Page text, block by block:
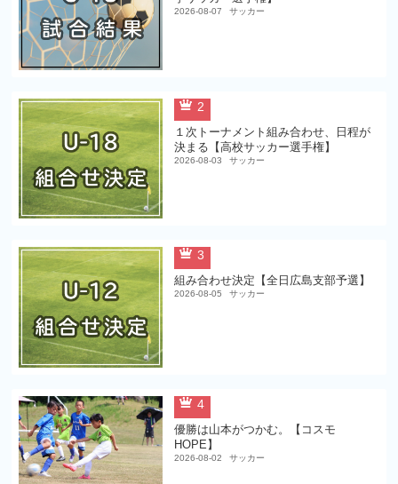
2026-08-07 サッカー
2
１次トーナメント組み合わせ、日程が
決まる【高校サッカー選手権】
2026-08-03 サッカー
3
組み合わせ決定【全日広島支部予選】
2026-08-05 サッカー
4
優勝は山本がつかむ。【コスモ
HOPE】
2026-08-02 サッカー